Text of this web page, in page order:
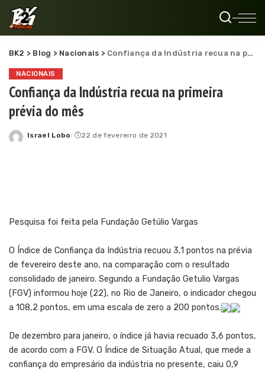
BK2 > Blog > Nacionais > Confiança da Indústria recua na primeira prévia do mês
NACIONAIS
Confiança da Indústria recua na primeira
prévia do mês
Posted
Israel Lobo 22 de fevereiro de 2021
Pesquisa foi feita pela Fundação Getúlio Vargas
O Índice de Confiança da Indústria recuou 3,1 pontos na prévia
de fevereiro deste ano, na comparação com o resultado
consolidado de janeiro. Segundo a Fundação Getulio Vargas
(FGV) informou hoje (22), no Rio de Janeiro, o indicador chegou
a 108,2 pontos, em uma escala de zero a 200 pontos.
De dezembro para janeiro, o índice já havia recuado 3,6 pontos,
de acordo com a FGV. O Índice de Situação Atual, que mede a
confiança do empresário da indústria no presente, caiu 0,9